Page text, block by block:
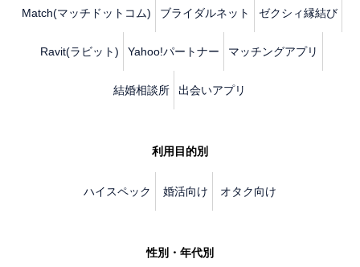
Match(マッチドットコム) ブライダルネット ゼクシィ縁結び
Ravit(ラビット) Yahoo!パートナー マッチングアプリ
結婚相談所 出会いアプリ
利用目的別
ハイスペック 婚活向け オタク向け
性別・年代別